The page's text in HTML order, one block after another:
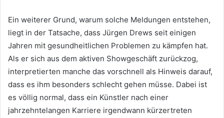
Ein weiterer Grund, warum solche Meldungen entstehen,
liegt in der Tatsache, dass Jürgen Drews seit einigen
Jahren mit gesundheitlichen Problemen zu kämpfen hat.
Als er sich aus dem aktiven Showgeschäft zurückzog,
interpretierten manche das vorschnell als Hinweis darauf,
dass es ihm besonders schlecht gehen müsse. Dabei ist
es völlig normal, dass ein Künstler nach einer
jahrzehntelangen Karriere irgendwann kürzertreten